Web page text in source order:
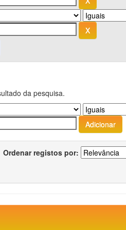
da pesquisa.
Ordenar registos por: